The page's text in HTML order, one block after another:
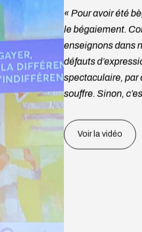
« Pour avoir été
le bégaiement.
enseignons dans
défauts
spectaculaire, par
souffre. Sinon,
Voir la vidéo